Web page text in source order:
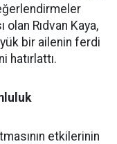
olan Rıdvan Kaya,
bir ailenin ferdi
hatırlattı.
etkilerinin